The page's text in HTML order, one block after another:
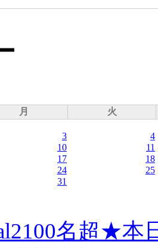
月 火
3
4
10
11
17
18
24
25
31
名超★本